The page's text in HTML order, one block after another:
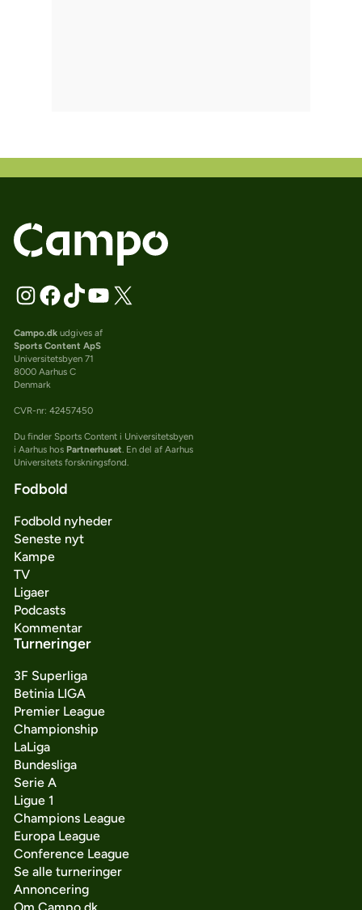
Campo.dkudgives af
Sports Content ApS
Universitetsbyen 71
8000 Aarhus C
Denmark
CVR-nr: 42457450
Du finder Sports Content i Universitetsbyen
i Aarhus hos Partnerhuset. En del af Aarhus
Universitets forskningsfond.
Fodbold
Fodbold nyheder
Seneste nyt
Kampe
TV
Ligaer
Podcasts
Kommentar
Turneringer
3F Superliga
Betinia LIGA
Premier League
Championship
LaLiga
Bundesliga
Serie A
Ligue 1
Champions League
Europa League
Conference League
Se alle turneringer
Annoncering